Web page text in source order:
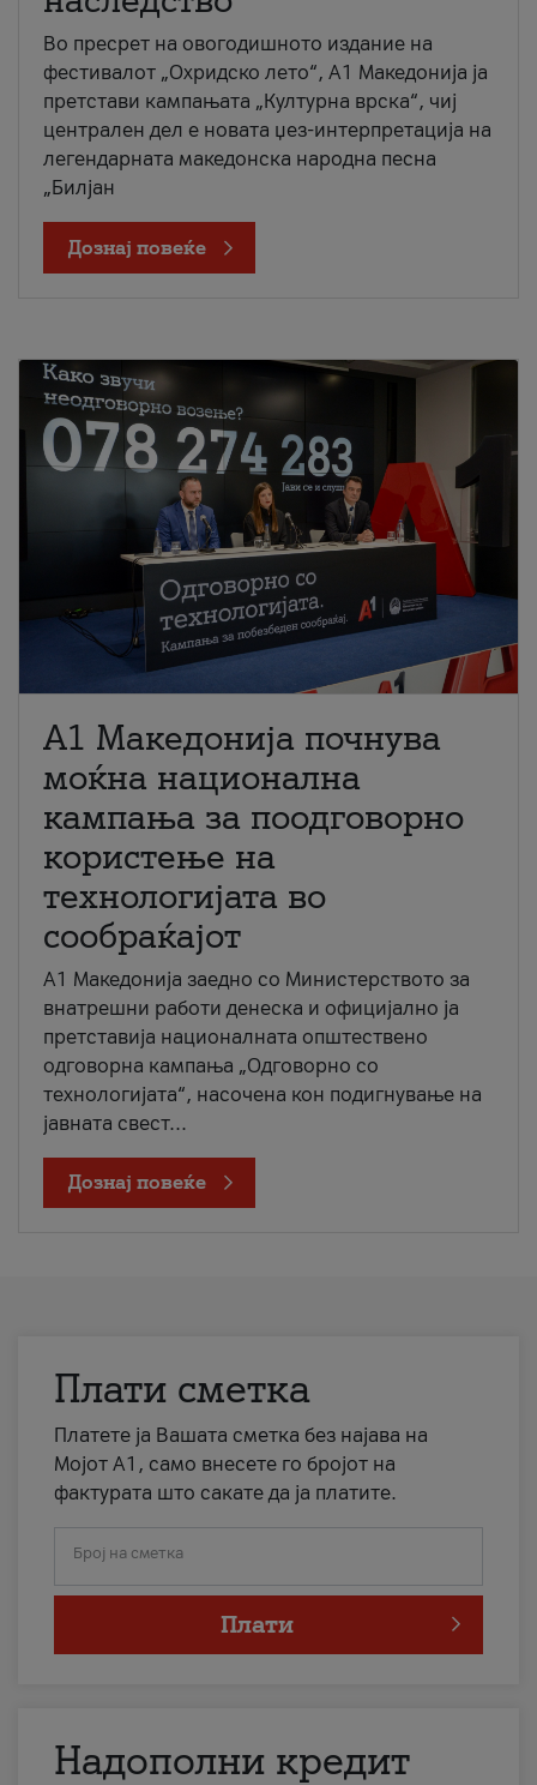
Во пресрет на овогодишното издание на
фестивалот „Охридско лето“, А1 Македонија ја
претстави кампањата „Културна врска“, чиј
централен дел е новата џез-интерпретација на
легендарната македонска народна песна
„Билјан
Дознај повеќе
A1 Македонија почнува
моќна национална
кампања за поодговорно
користење на
технологијата во
сообраќајот
A1 Македонија заедно со Министерството за
внатрешни работи денеска и официјално ја
претставија националната општествено
одговорна кампања „Одговорно со
технологијата“, насочена кон подигнување на
јавната свест...
Дознај повеќе
Плати сметка
Платете ја Вашата сметка без најава на
Мојот А1, само внесете го бројот на
фактурата што сакате да ја платите.
Број на сметка
Плати
Надополни кредит